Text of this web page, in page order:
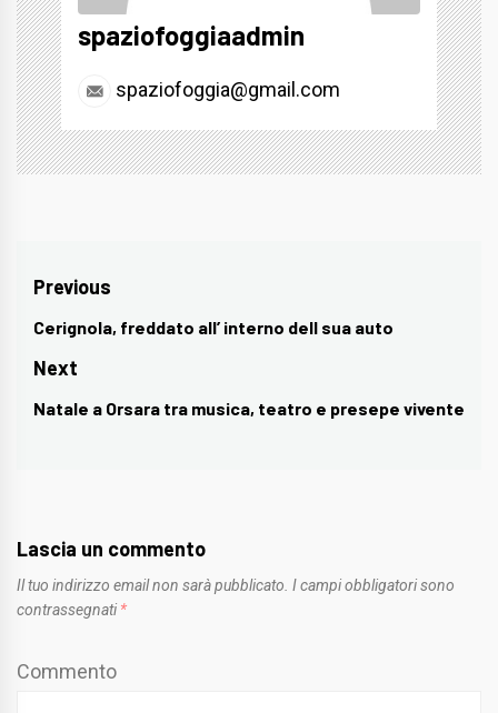
spaziofoggiaadmin
spaziofoggia@gmail.com
Navigazione
articoli
Previous
Previous
post:
Cerignola, freddato all’ interno dell sua auto
Next
Next
Natale a Orsara tra musica, teatro e presepe vivente
Lascia un commento
Il tuo indirizzo email non sarà pubblicato. I campi obbligatori sono
contrassegnati *
Commento